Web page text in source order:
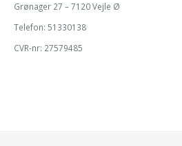
Grønager 27 – 7120 Vejle Ø
Telefon: 51330138
CVR-nr: 27579485